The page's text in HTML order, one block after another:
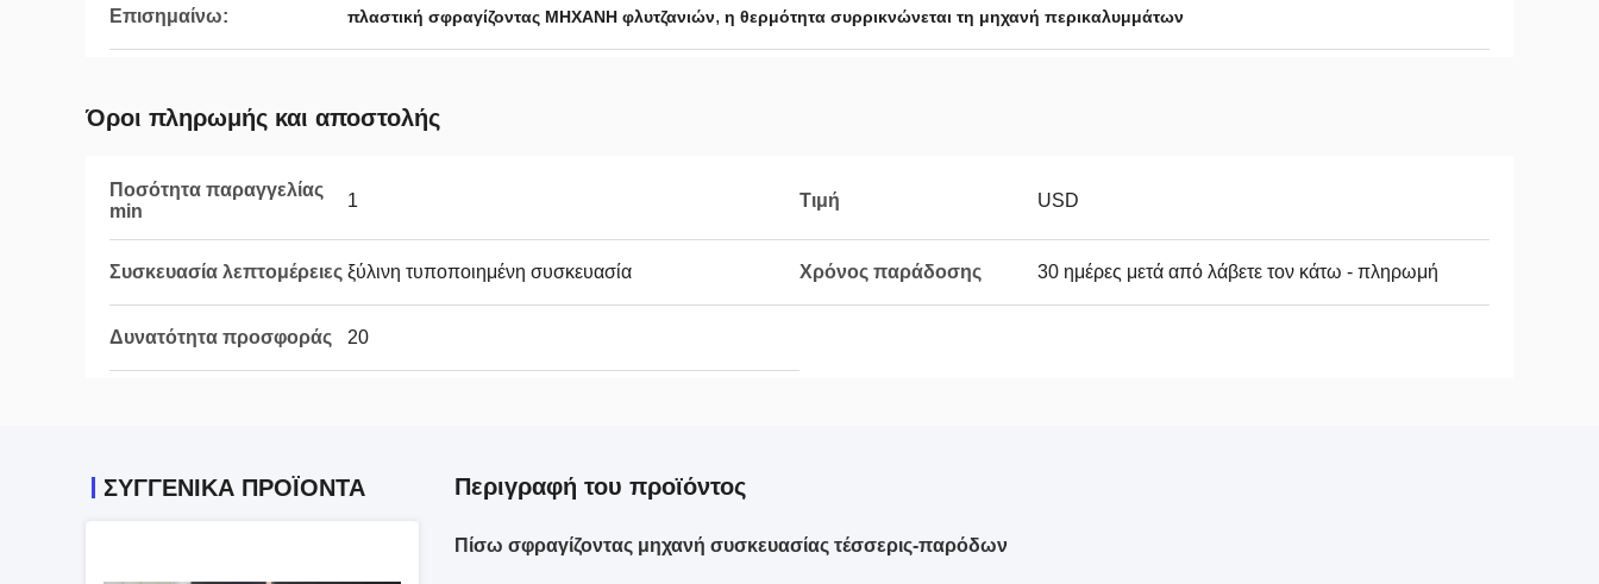
Επισημαίνω: πλαστική σφραγίζοντας ΜΗΧΑΝΗ φλυτζανιών, η θερμότητα συρρικνώνεται τη μηχανή περικαλυμμάτων
Όροι πληρωμής και αποστολής
Ποσότητα παραγγελίας
min
1 Τιμή USD
Συσκευασία λεπτομέρειες ξύλινη τυποποιημένη συσκευασία Χρόνος παράδοσης 30 ημέρες μετά από λάβετε τον κάτω - πληρωμή
Δυνατότητα προσφοράς 20
ΣΥΓΓΕΝΙΚΆ ΠΡΟΪΌΝΤΑ Περιγραφή του προϊόντος
Πίσω σφραγίζοντας μηχανή συσκευασίας τέσσερις-παρόδων